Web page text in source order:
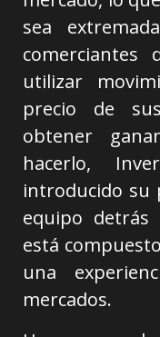
sea
comerciantes
utilizar
precio de
obtener
hacerlo,
introducido su
equipo
está
una
mercados.